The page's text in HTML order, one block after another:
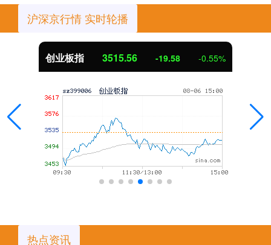
沪深京行情 实时轮播
创业板指 3515.56 -19.58 -0.55%
热点资讯